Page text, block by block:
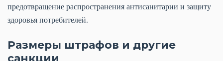
предотвращение распространения антисанитарии и защиту
здоровья потребителей.
Размеры штрафов и другие
санкции